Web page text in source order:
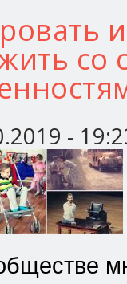
со
-